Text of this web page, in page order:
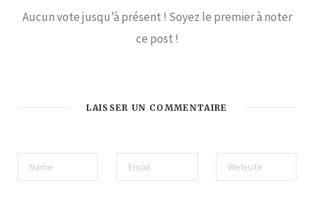
Aucun vote jusqu’à présent ! Soyez le premier à noter
ce post !
LAISSER UN COMMENTAIRE